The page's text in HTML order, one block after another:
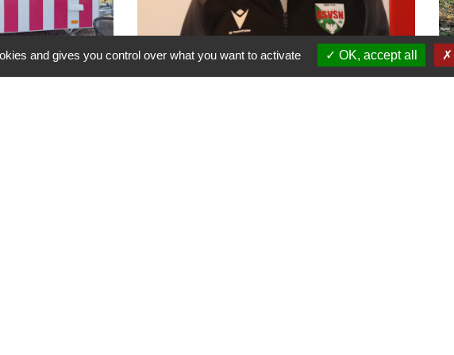
ASVSN : nouveau Président et
and gives you control over what you want to activate OK, accept all